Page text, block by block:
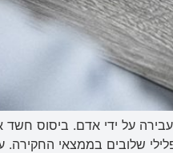
על ידי אדם. ביסוס חשד
שלובים בממצאי החקירה.